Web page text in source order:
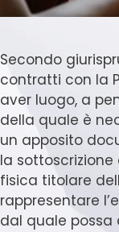
Secondo
contratti con la
aver luogo, a
della quale è
un apposito
la
fisica titolare
rappresentare
dal quale possa